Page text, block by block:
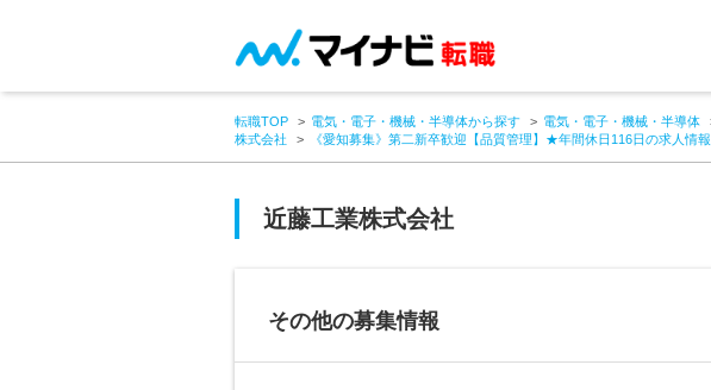
転職TOP 電気・電子・機械・半導体から探す 電気・電子・機械・半導体
株式会社
《愛知募集》第二新卒歓迎【品質管理】★年間休日116日の求人情報
近藤工業株式会社
その他の募集情報